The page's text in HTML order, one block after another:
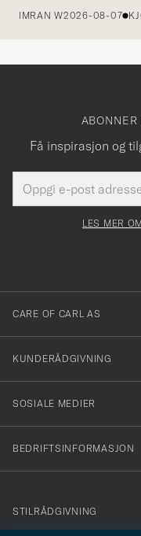
IMRAN W2026-08-07
Få inspirasjon og
postadresse
felt
Tack
för
dig
till
vårt
nyhetsbrev!
LES MER
CARE OF CARL AS
KUNDERÅDGIVNING
SOSIALE MEDIER
BEDRIFTSINFORMASJON
info@careofcarl.no
STILRÅDGIVNING